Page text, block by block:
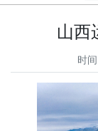
山西
时